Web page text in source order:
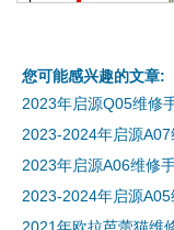
您可能感兴趣的文章:
2023年启源Q05维修
2023-2024年启源
2023年启源A06维修
2023-2024年启源